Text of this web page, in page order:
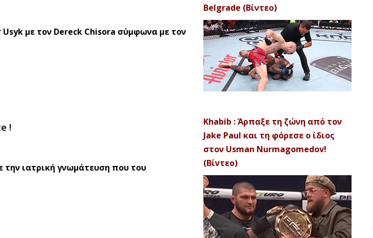
με τον Dereck Chisora σύμφωνα με τον
!
την ιατρική γνωμάτευση που του
Belgrade (Βίντεο)
Khabib : Άρπαξε τη ζώνη από τον
Jake Paul και τη φόρεσε ο ίδιος
στον Usman Nurmagomedov!
(Βίντεο)